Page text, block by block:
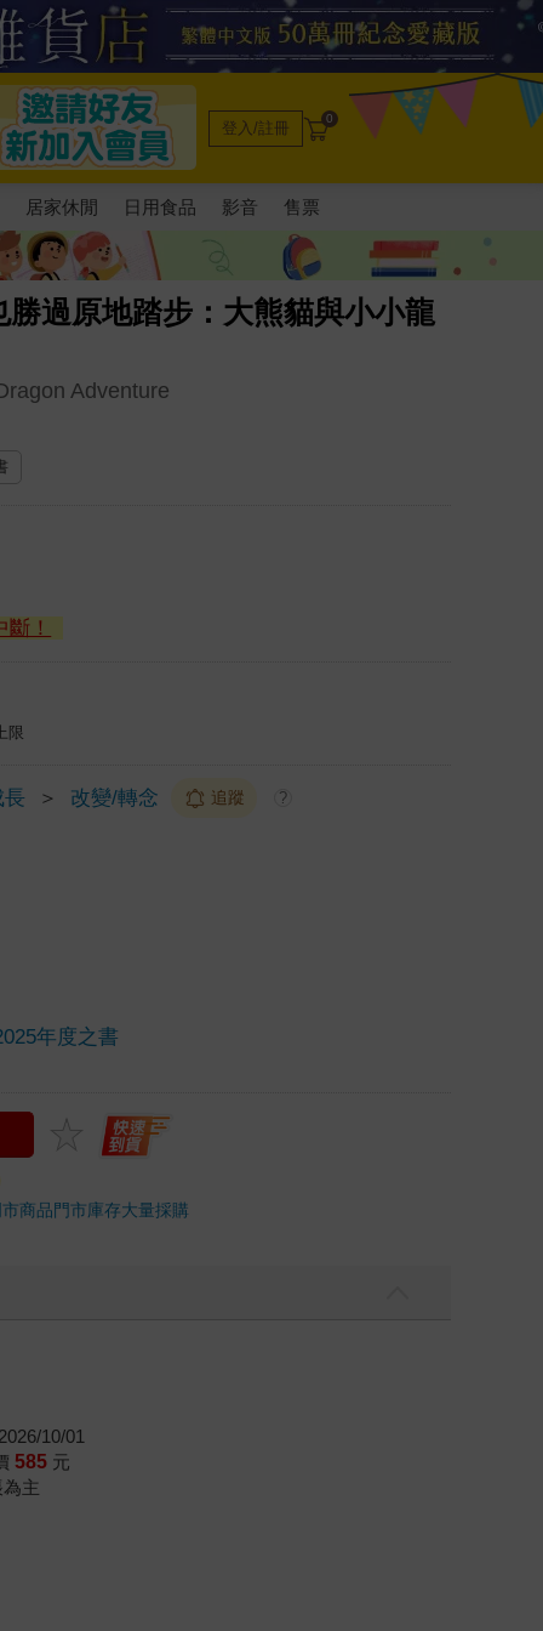
登入/註冊 0
居家休閒 日用食品 影音 售票
過原地踏步：大熊貓與小小龍
Adventure
！
限
長 ＞ 改變/轉念 追蹤 ?
年度之書
商品門市庫存大量採購
10/01
585 元
主